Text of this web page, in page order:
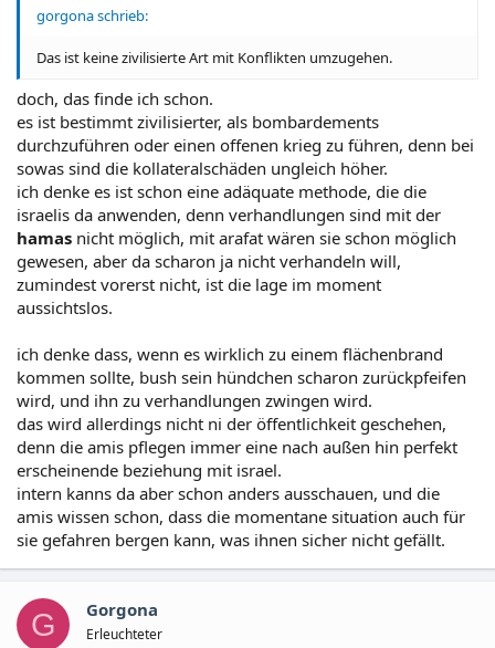
gorgona schrieb:
Das ist keine zivilisierte Art mit Konflikten umzugehen.
doch, das finde ich schon.
es ist bestimmt zivilisierter, als bombardements
durchzuführen oder einen offenen krieg zu führen, denn bei
sowas sind die kollateralschäden ungleich höher.
ich denke es ist schon eine adäquate methode, die die
israelis da anwenden, denn verhandlungen sind mit der
hamas nicht möglich, mit arafat wären sie schon möglich
gewesen, aber da scharon ja nicht verhandeln will,
zumindest vorerst nicht, ist die lage im moment
aussichtslos.
ich denke dass, wenn es wirklich zu einem flächenbrand
kommen sollte, bush sein hündchen scharon zurückpfeifen
wird, und ihn zu verhandlungen zwingen wird.
das wird allerdings nicht ni der öffentlichkeit geschehen,
denn die amis pflegen immer eine nach außen hin perfekt
erscheinende beziehung mit israel.
intern kanns da aber schon anders ausschauen, und die
amis wissen schon, dass die momentane situation auch für
sie gefahren bergen kann, was ihnen sicher nicht gefällt.
G Gorgona
Erleuchteter